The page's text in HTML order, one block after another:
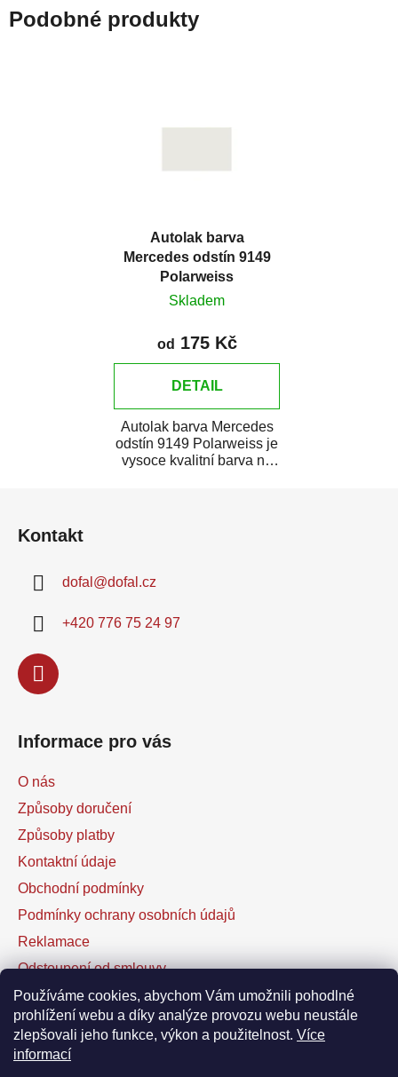
Používáme cookies, abychom Vám umožnili pohodlné
prohlížení webu a díky analýze provozu webu neustále
zlepšovali jeho funkce, výkon a použitelnost. Více
informací
Podobné produkty
Autolak barva
Mercedes odstín 9149
Polarweiss
Skladem
od 175 Kč
DETAIL
Autolak barva Mercedes
odstín 9149 Polarweiss je
vysoce kvalitní barva na
Kontakt
dofal @dofal.cz
+420 776 75 24 97
Informace pro vás
O nás
Způsoby doručení
Způsoby platby
Kontaktní údaje
Obchodní podmínky
Podmínky ochrany osobních údajů
Reklamace
Odstoupení od smlouvy
Kontaktní formulář
Facebook